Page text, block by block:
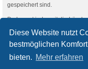
Diese Website nutzt
bestmöglichen
bieten. Mehr erfahren
gespeichert sind.
Du kannst jederzeit die
Foren-Übersicht Kontakt